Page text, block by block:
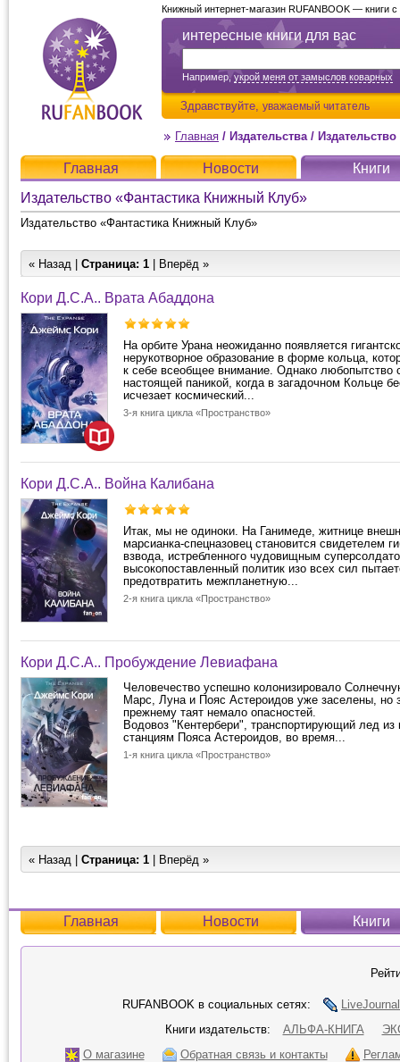
интересные книги для вас
Например,укрой меня от замыслов коварных
Здравствуйте, уважаемый читатель
Книжный интернет-магазин RUFANBOOK — книги
Главная / Издательства/
Главная Новости
Книги
Издательство «Фантастика Книжный Клуб»
Издательство «Фантастика Книжный Клуб»
« Назад | Страница: 1 | Вперёд »
Кори Д.С.А.. Врата Абаддона
На орбите Урана неожиданно появляется
нерукотворное образование в форме кольца,
к себе всеобщее внимание. Однако любопытство
настоящей паникой, когда в загадочном Кольце
исчезает космический...
3-я книга цикла «Пространство»
Кори Д.С.А.. Война Калибана
Итак, мы не одиноки. На Ганимеде, житнице
марсианка-спецназовец становится свидетелем
взвода, истребленного чудовищным
высокопоставленный политик изо всех сил
предотвратить межпланетную...
2-я книга цикла «Пространство»
Кори Д.С.А.. Пробуждение Левиафана
Человечество успешно колонизировало
Марс, Луна и Пояс Астероидов уже заселены, но
прежнему таят немало опасностей.
Водовоз "Кентербери", транспортирующий лед из
станциям Пояса Астероидов, во время...
1-я книга цикла «Пространство»
« Назад | Страница: 1 | Вперёд »
Главная Новости Книги
RUFANBOOK в социальных сетях:
LiveJournal
Книги издательств:
АЛЬФА-КНИГА
О магазине
Обратная связь и контакты